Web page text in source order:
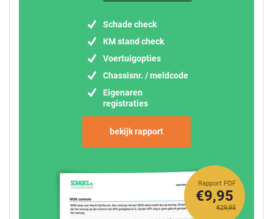
Schade check
KM stand check
Voertuigopties
Chassisnr. / meldcode
Eigenaren
registraties
bekijk rapport
Rapport PDF
€29,95
€9,95